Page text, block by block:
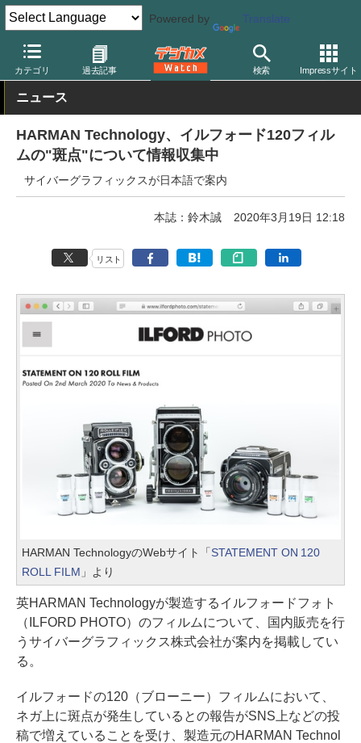
Powered by Translate
カテゴリ 過去記事 検索 Impressサイト
デジカメ Watch フィルム関連 フィルム/印画紙/現像用品
ニュース
HARMAN Technology、イルフォード120フィル
ムの"斑点"について情報収集中
サイバーグラフィックスが日本語で案内
本誌：鈴木誠 2020年3月19日 12:18
リスト
HARMAN TechnologyのWebサイト「STATEMENT ON 120
ROLL FILM 」より
英HARMAN Technologyが製造するイルフォードフォト
（ILFORD PHOTO）のフィルムについて、国内販売を行
うサイバーグラフィックス株式会社が案内を掲載してい
る。
イルフォードの120（ブローニー）フィルムにおいて、
ネガ上に斑点が発生しているとの報告がSNS上などの投
稿で増えていることを受け、製造元のHARMAN Technol